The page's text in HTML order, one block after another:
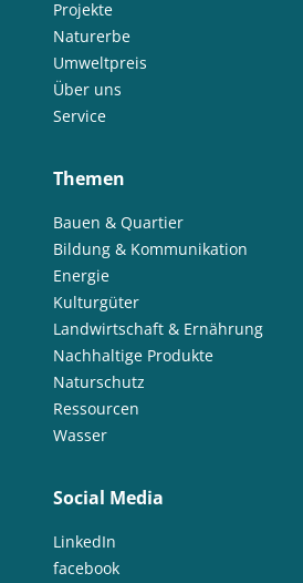
Projekte
Naturerbe
Umweltpreis
Über uns
Service
Themen
Bauen & Quartier
Bildung & Kommunikation
Energie
Kulturgüter
Landwirtschaft & Ernährung
Nachhaltige Produkte
Naturschutz
Ressourcen
Wasser
Social Media
LinkedIn
facebook